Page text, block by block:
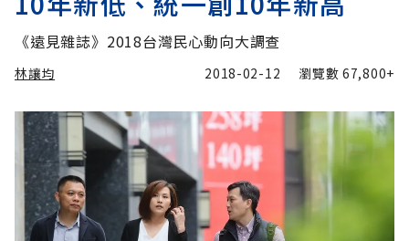
《遠見雜誌》2018台灣民心動向大調查
林讓均 2018-02-12 瀏覽數67,800+